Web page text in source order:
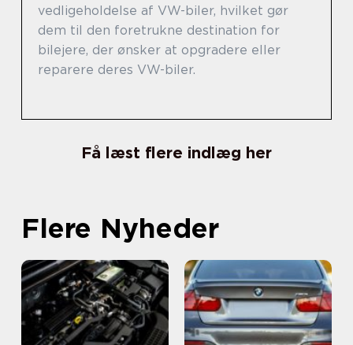
vedligeholdelse af VW-biler, hvilket gør
dem til den foretrukne destination for
bilejere, der ønsker at opgradere eller
reparere deres VW-biler.
Få læst flere indlæg her
Flere Nyheder